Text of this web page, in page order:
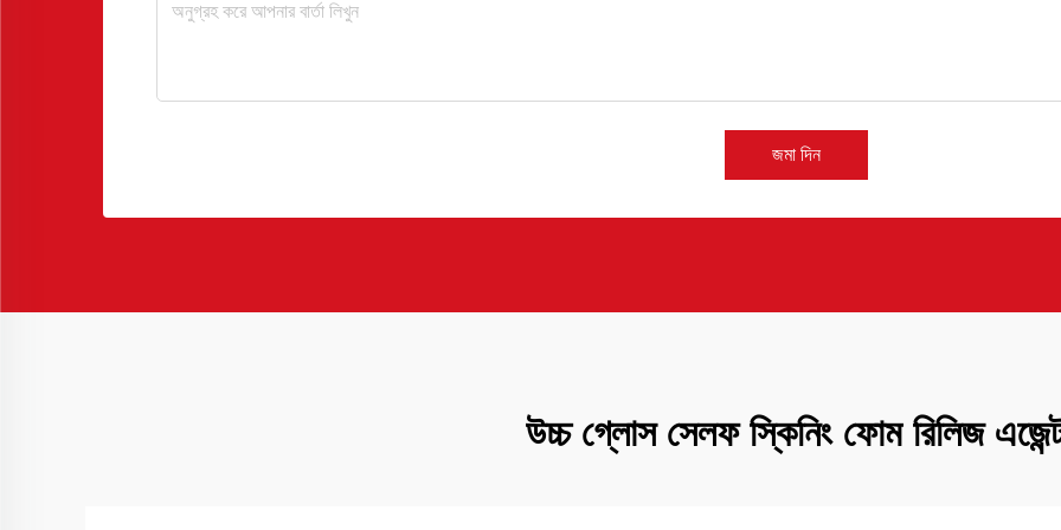
জমা দিন
উচ্চ গ্লোস সেলফ স্কিনিং ফোম রিলিজ